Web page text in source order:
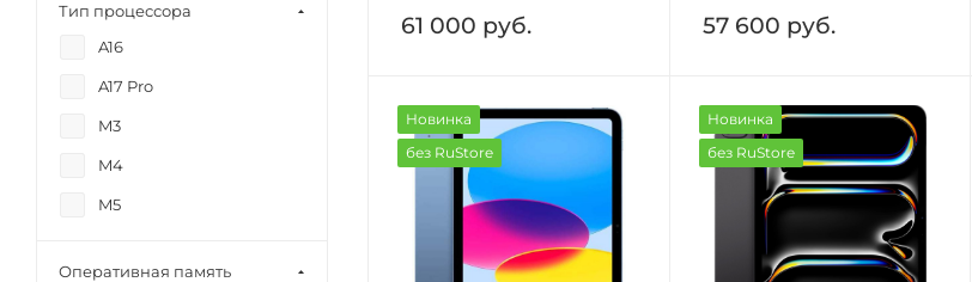
61 000 руб. 57 600 руб.
Новинка
без RuStore
Новинка
без RuStore
Тип процессора
A16
A17 Pro
M3
M4
M5
Оперативная память